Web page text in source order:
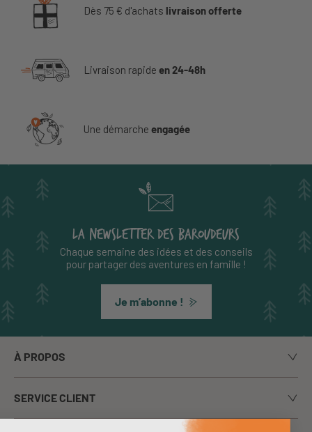
Dès 75 € d'achats livraison offerte
Livraison rapide en 24-48h
Une démarche engagée
LA NEWSLETTER DES BAROUDEURS
Chaque semaine des idées et des conseils
pour partager des aventures en famille !
Je m’abonne !
À PROPOS
Notre histoire
Le blog
Nos marques
SERVICE CLIENT
Livraison